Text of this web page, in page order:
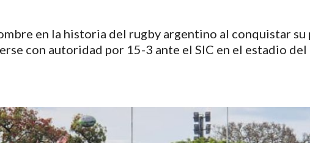
en la historia del rugby argentino al conquistar
con autoridad por 15-3 ante el SIC en el estadio del